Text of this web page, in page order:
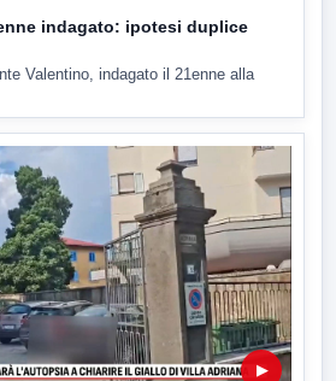
indagato: ipotesi duplice
Valentino, indagato il 21enne alla
▶